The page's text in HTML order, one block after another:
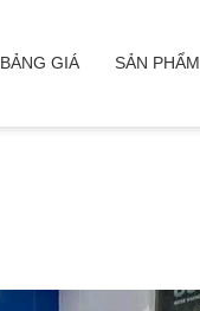
BẢNG GIÁ SẢN PHẨM